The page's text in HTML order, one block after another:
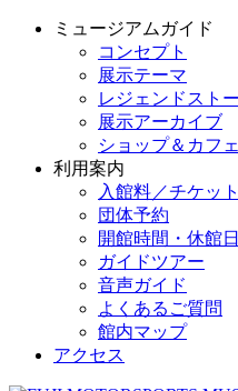
ミュージアムガイド
コンセプト
展示テーマ
レジェンドスト
展示アーカイブ
ショップ＆カフェ
利用案内
入館料／チケッ
団体予約
開館時間・休館日
ガイドツアー
音声ガイド
よくあるご質問
館内マップ
アクセス